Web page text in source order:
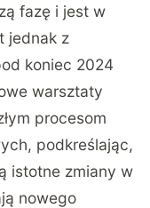
fazę i jest w
jednak z
koniec 2024
warsztaty
procesom
podkreślając,
istotne zmiany w
nowego